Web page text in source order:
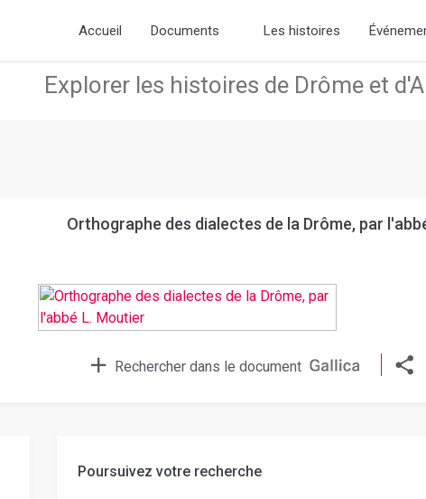
Accueil Documents Les histoires
Orthographe des dialectes de la Drôme, par
Rechercher dans le document
Poursuivez votre recherche